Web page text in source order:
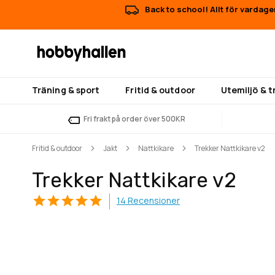
Back to school! Allt för
Träning & sport Fritid & outdoor Utemiljö &
Fri frakt på order över 500KR
Fritid & outdoor Jakt Nattkikare Trekker Nattkikare v2
Trekker Nattkikare v2
14 Recensioner